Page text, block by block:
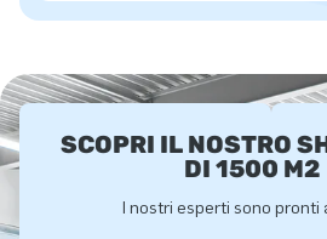
SCOPRI IL NOSTRO
DI 1500 M2
I nostri esperti sono pronti